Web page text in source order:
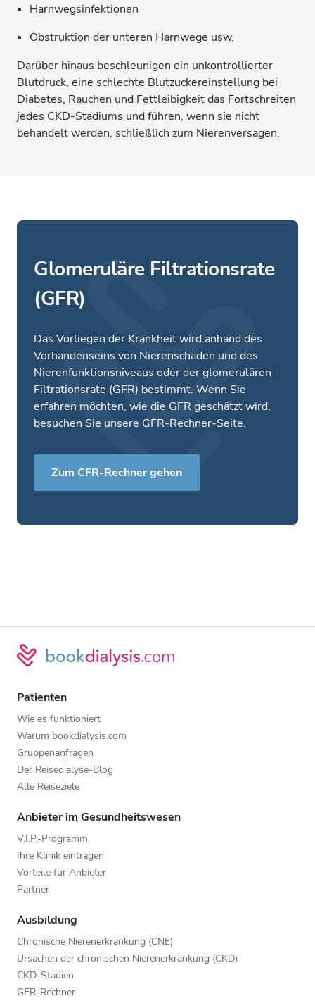
Harnwegsinfektionen
Obstruktion der unteren Harnwege usw.
Darüber hinaus beschleunigen ein unkontrollierter
Blutdruck, eine schlechte Blutzuckereinstellung bei
Diabetes, Rauchen und Fettleibigkeit das Fortschreiten
jedes CKD-Stadiums und führen, wenn sie nicht
behandelt werden, schließlich zum Nierenversagen.
Glomeruläre Filtrationsrate
(GFR)
Das Vorliegen der Krankheit wird anhand des
Vorhandenseins von Nierenschäden und des
Nierenfunktionsniveaus oder der glomerulären
Filtrationsrate (GFR) bestimmt. Wenn Sie
erfahren möchten, wie die GFR geschätzt wird,
besuchen Sie unsere GFR-Rechner-Seite.
Zum CFR-Rechner gehen
Patienten
Wie es funktioniert
Warum bookdialysis.com
Gruppenanfragen
Der Reisedialyse-Blog
Alle Reiseziele
Anbieter im Gesundheitswesen
V.I.P.-Programm
Ihre Klinik eintragen
Vorteile für Anbieter
Partner
Ausbildung
Chronische Nierenerkrankung (CNE)
Ursachen der chronischen Nierenerkrankung (CKD)
CKD-Stadien
GFR-Rechner